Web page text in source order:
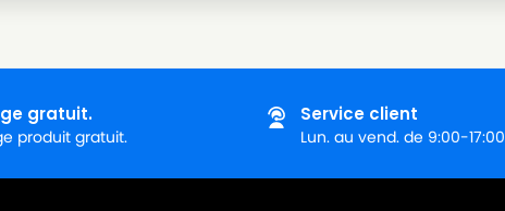
gratuit.
produit gratuit.
Service client
Lun. au vend. de 9:00-17:00